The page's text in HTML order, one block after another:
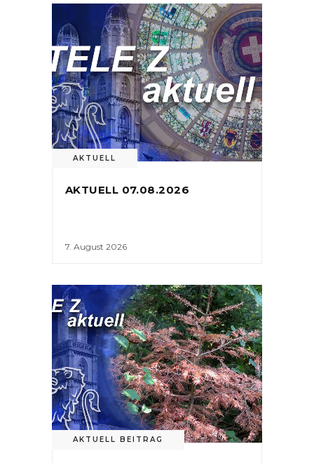
AKTUELL
AKTUELL 07.08.2026
7. August 2026
AKTUELL BEITRAG